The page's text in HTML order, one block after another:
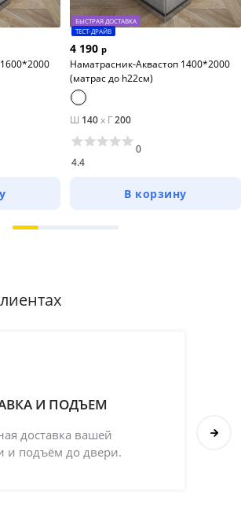
БЫСТРАЯ ДОСТАВКА
ТЕСТ-ДРАЙВ
4 190 р
Наматрасник-Аквастоп 1400*2000
(матрас до h22см)
Ш 140x Г200
4.4
0
В корзину
И ПОДЪЕМ
доставка вашей
и подъём до двери.